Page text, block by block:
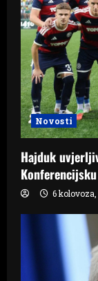
Novosti
Hajduk
6 kolovoza,